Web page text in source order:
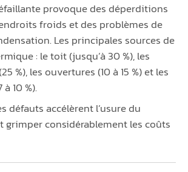
provoque des déperditions
froids et des problèmes de
Les principales sources de
: le toit (jusqu’à 30 %), les
%), les ouvertures (10 à 15 %) et les
10 %).
défauts accélèrent l’usure du
considérablement les coûts